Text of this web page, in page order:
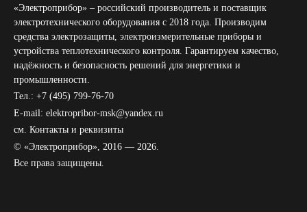
«Электроприбор» – российский производитель и поставщик
электротехнического оборудования с 2018 года. Производим
средства электрозащиты, электроизмерительные приборы и
устройства теплотехнического контроля. Гарантируем качество,
надёжность и безопасность решений для энергетики и
промышленности.
Тел.: +7 (495) 799-76-70
E-mail: elektropribor-msk@yandex.ru
см. Контакты и реквизиты
© «Электроприбор», 2016 — 2026.
Все права защищены.